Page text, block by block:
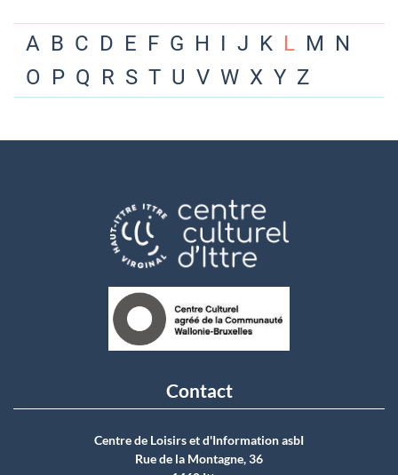
A B C D E F G H I J K L M N
O P Q R S T U V W X Y Z
Contact
Centre de Loisirs et d'Information asbI
Rue de la Montagne, 36